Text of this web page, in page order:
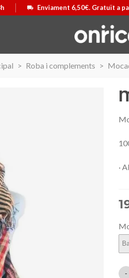
Enviament 6,50€. Gratuït a
> Roba i complements >
·
-
II